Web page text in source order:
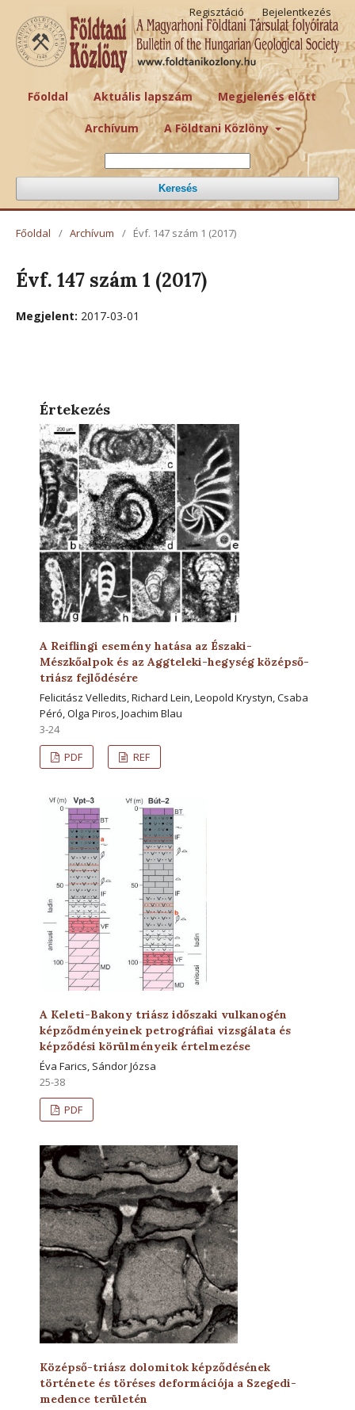
Főoldal Aktuális lapszám Megjelenés előtt
Archívum A Földtani Közlöny
Keresés
Regisztáció Bejelentkezés
Főoldal / Archívum / Évf. 147 szám 1 (2017)
Évf. 147 szám 1 (2017)
Megjelent: 2017-03-01
Értekezés
A Reiflingi esemény hatása az Északi-
Mészkőalpok és az Aggteleki-hegység középső-
triász fejlődésére
Felicitász Velledits, Richard Lein, Leopold Krystyn, Csaba
Péró, Olga Piros, Joachim Blau
3-24
PDF
REF
A Keleti-Bakony triász időszaki vulkanogén
képződményeinek petrográfiai vizsgálata és
képződési körülményeik értelmezése
Éva Farics, Sándor Józsa
25-38
PDF
Középső-triász dolomitok képződésének
története és töréses deformációja a Szegedi-
medence területén